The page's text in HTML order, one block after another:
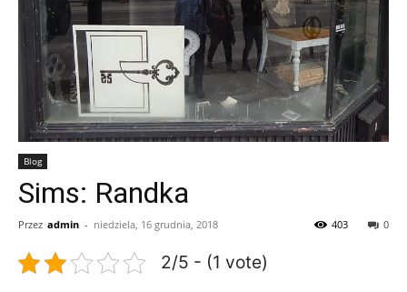
Blog
Sims: Randka
Przez admin - niedziela, 16 grudnia, 2018 0
403
2/5 - (1 vote)